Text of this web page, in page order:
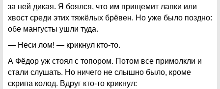
за ней дикая. Я боялся, что им прищемит лапки или
хвост среди этих тяжёлых брёвен. Но уже было поздно:
обе мангусты ушли туда.
— Неси лом! — крикнул кто-то.
А Фёдор уж стоял с топором. Потом все примолкли и
стали слушать. Но ничего не слышно было, кроме
скрипа колод. Вдруг кто-то крикнул: